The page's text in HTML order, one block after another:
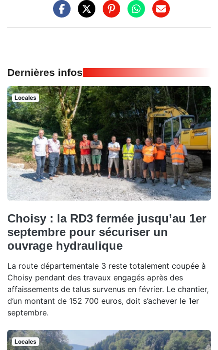
Dernières infos
Locales
Choisy : la RD3 fermée jusqu’au 1er
septembre pour sécuriser un
ouvrage hydraulique
La route départementale 3 reste totalement coupée à
Choisy pendant des travaux engagés après des
affaissements de talus survenus en février. Le chantier,
d’un montant de 152 700 euros, doit s’achever le 1er
septembre.
Locales